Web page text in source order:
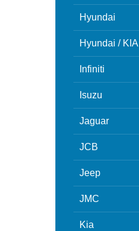
Hyundai
Hyundai / KIA
Infiniti
Isuzu
Jaguar
JCB
Jeep
JMC
Kia